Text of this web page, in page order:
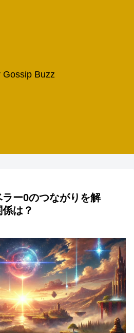
Gossip Buzz
ー0のつながりを解
は？